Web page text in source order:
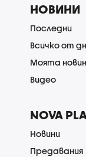
НОВИНИ
Последни
Всичко от
Моята
Видео
NOVA
Новини
Предавания